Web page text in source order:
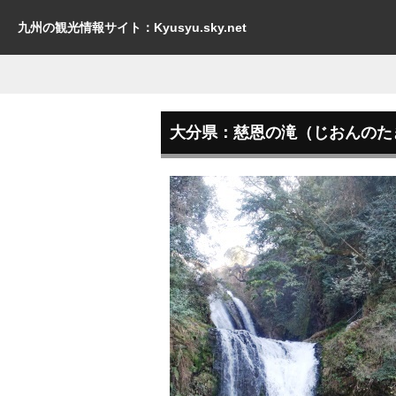
九州の観光情報サイト：Kyusyu.sky.net
大分県：慈恩の滝（じおんの